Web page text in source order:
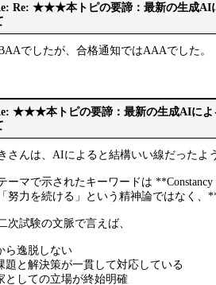
Re: ★★★本トピの要諦：最新の生成AI
でしたが、合格通知ではAAAでした。
★★★本トピの要諦：最新の生成AIによ
さんは、AIによると結構いい線だったよ
ーマで示されたキーワードは
努力を続ける」という精神論ではなく
次試験の文脈で言えば、
ら逸脱しない
題と解決策が一貫して対応している
としての立場が終始明確